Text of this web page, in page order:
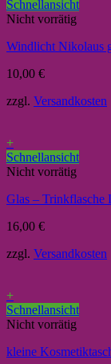
Schnellansicht
Nicht vorrätig
Windlicht Nikolaus
10,00 €
zzgl. Versandkosten
+
Schnellansicht
Nicht vorrätig
Glas – Trinkflasche
16,00 €
zzgl. Versandkosten
+
Schnellansicht
Nicht vorrätig
kleine